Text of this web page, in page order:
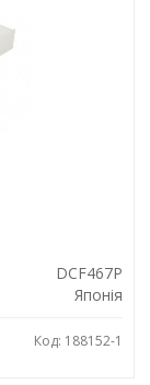
DCF467P
Японія
Код: 188152-1